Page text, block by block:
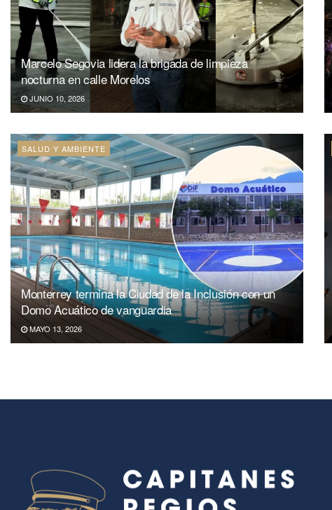
Marcelo Segovia lidera la brigada de limpieza
nocturna en calle Morelos
JUNIO 10, 2026
SALUD Y AMBIENTE
Monterrey termina la Ciudad de la Inclusión con un
Domo Acuático de vanguardia
MAYO 13, 2026